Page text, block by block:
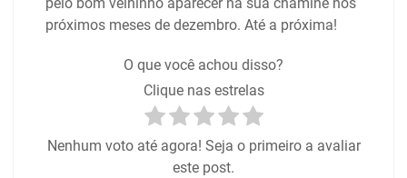
pelo bom velhinho aparecer na sua chaminé nos
próximos meses de dezembro. Até a próxima!
O que você achou disso?
Clique nas estrelas
Nenhum voto até agora! Seja o primeiro a avaliar
este post.